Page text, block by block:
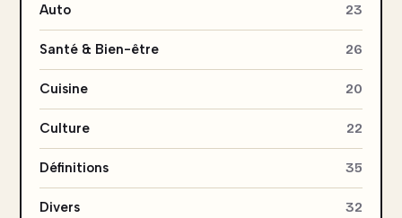
Auto 23
Santé & Bien-être 26
Cuisine 20
Culture 22
Définitions 35
Divers 32